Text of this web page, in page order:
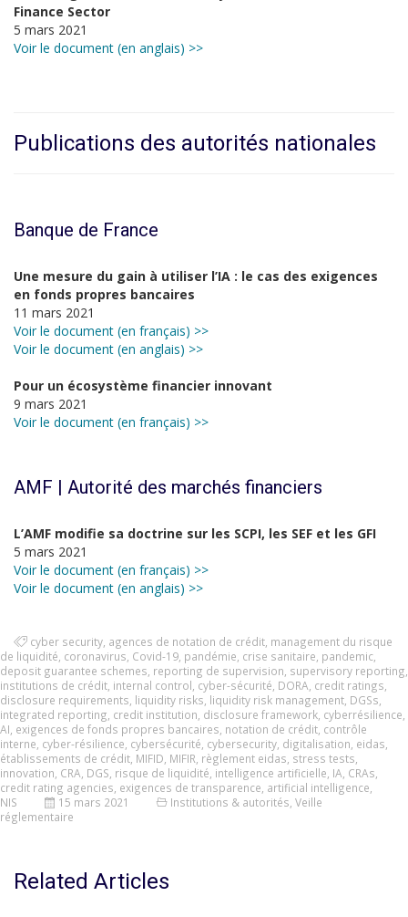
Finance Sector
5 mars 2021
Voir le document (en anglais) >>
Publications des autorités nationales
Banque de France
Une mesure du gain à utiliser l’IA : le cas des exigences
en fonds propres bancaires
11 mars 2021
Voir le document (en français) >>
Voir le document (en anglais) >>
Pour un écosystème financier innovant
9 mars 2021
Voir le document (en français) >>
AMF | Autorité des marchés financiers
L’AMF modifie sa doctrine sur les SCPI, les SEF et les GFI
5 mars 2021
Voir le document (en français) >>
Voir le document (en anglais) >>
cyber security agences de notation de crédit management du risque
de liquidité coronavirus Covid-19 pandémie crise sanitaire pandemic
deposit guarantee schemes reporting de supervision supervisory reporting
institutions de crédit internal control cyber-sécurité DORA credit ratings
disclosure requirements liquidity risks liquidity risk management DGSs
integrated reporting credit institution disclosure framework cyberrésilience
AI exigences de fonds propres bancaires notation de crédit contrôle
interne cyber-résilience cybersécurité cybersecurity digitalisation eidas
établissements de crédit MIFID MIFIR règlement eidas stress tests
innovation CRA DGS risque de liquidité intelligence artificielle IA CRAs
credit rating agencies exigences de transparence artificial intelligence
NIS
15 mars 2021 Institutions & autorités Veille
réglementaire
Related Articles